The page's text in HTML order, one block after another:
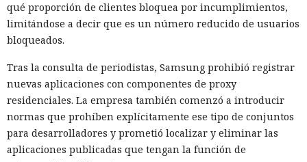
qué proporción de clientes bloquea por incumplimientos,
limitándose a decir que es un número reducido de usuarios
bloqueados.
Tras la consulta de periodistas, Samsung prohibió registrar
nuevas aplicaciones con componentes de proxy
residenciales. La empresa también comenzó a introducir
normas que prohíben explícitamente ese tipo de conjuntos
para desarrolladores y prometió localizar y eliminar las
aplicaciones publicadas que tengan la función de